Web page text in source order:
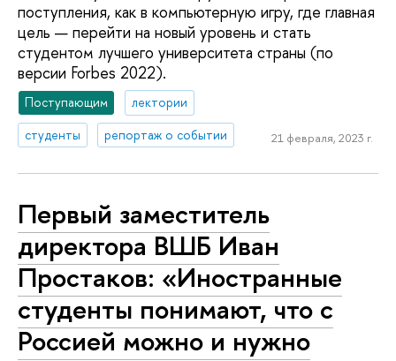
поступления, как в компьютерную игру, где главная
цель — перейти на новый уровень и стать
студентом лучшего университета страны (по
версии Forbes 2022).
Поступающим
лектории
студенты
репортаж о событии 21 февраля, 2023 г.
Первый заместитель
директора ВШБ Иван
Простаков: «Иностранные
студенты понимают, что с
Россией можно и нужно